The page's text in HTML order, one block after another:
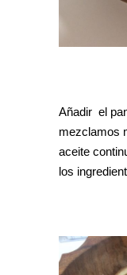
Añadir el
mezclamos
aceite
los